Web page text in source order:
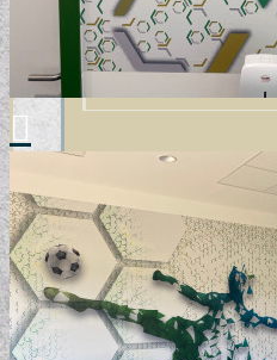
VINTAGE TAPÉTÁK